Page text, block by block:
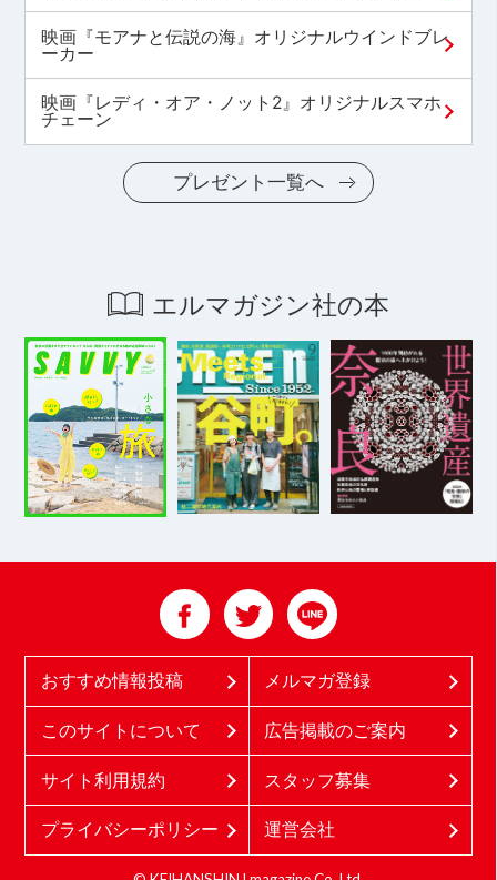
映画『モアナと伝説の海』オリジナルウインドブレ
ーカー
映画『レディ・オア・ノット2』オリジナルスマホ
チェーン
プレゼント一覧へ
エルマガジン社の本
おすすめ情報投稿 メルマガ登録
このサイトについて 広告掲載のご案内
サイト利用規約 スタッフ募集
プライバシーポリシー 運営会社